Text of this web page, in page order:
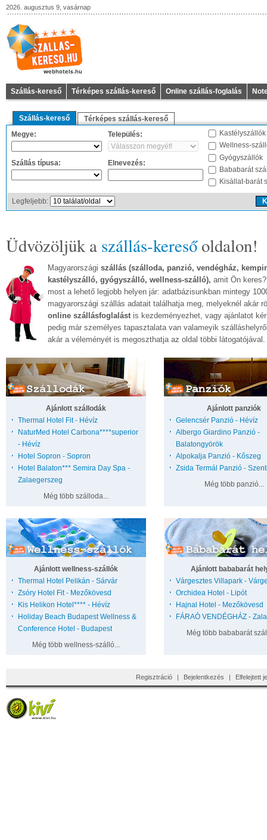
2026. augusztus 9, vasárnap
Szállás-kereső Térképes szállás-kereső Online szállás-foglalás
Szállás-kereső
Térképes szállás-kereső
Megye:
Település:
Szállás típusa: Elnevezés:
Kastélyszállók
Wellness-
Gyógyszállók
Bababarát
Kisállat-barát
Legfeljebb:
Üdvözöljük a szállás-keresőoldalon!
Magyarországi szállás (szálloda, panzió, vendégház,
kastélyszálló, gyógyszálló, wellness-szálló), amit Ön
most a lehető legjobb helyen jár: adatbázisunkban mintegy
magyarországi szállás adatait találhatja meg, melyeknél akár
online szállásfoglalást is kezdeményezhet, vagy ajánlatot
pedig már személyes tapasztalata van valameyik
akár a véleményét is megoszthatja az oldal többi látogatójával.
Ajánlott szállodák
Thermal Hotel Fit - Hévíz
NaturMed Hotel Carbona****superior
- Hévíz
Hotel Sopron - Sopron
Hotel Balaton*** Semira Day Spa -
Zalaegerszeg
Még több szálloda...
Ajánlott panziók
Gelencsér Panzió - Hévíz
Albergo Giardino Panzió -
Balatongyörök
Alpokalja Panzió - Kőszeg
Zsida Termál Panzió -
Még több panzió...
Ajánlott wellness-szállók
Thermal Hotel Pelikán - Sárvár
Zsóry Hotel Fit - Mezőkövesd
Kis Helikon Hotel**** - Hévíz
Holiday Beach Budapest Wellness &
Conference Hotel - Budapest
Még több wellness-szálló...
Ajánlott bababarát
Várgesztes Villapark -
Orchidea Hotel - Lipót
Hajnal Hotel - Mezőkövesd
FÁRAÓ VENDÉGHÁZ -
Még több bababarát
Regisztráció | Bejelentkezés | Elfelejtett